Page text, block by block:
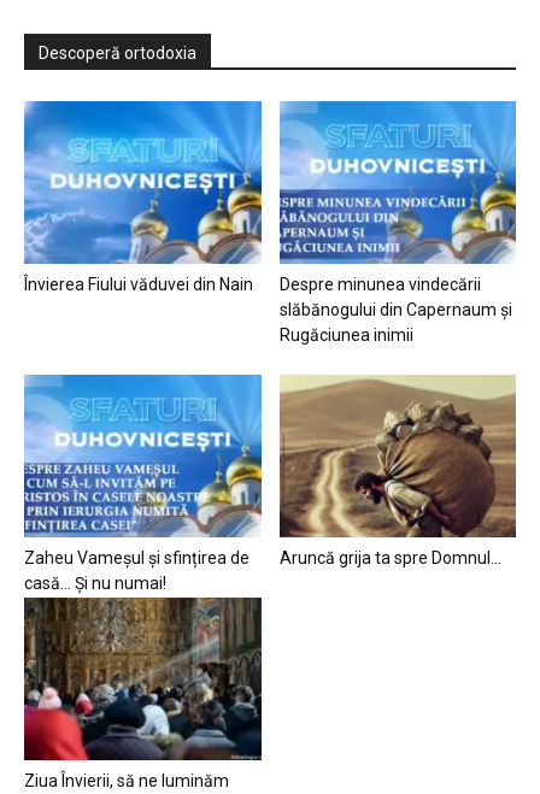
Descoperă ortodoxia
Învierea Fiului văduvei din Nain
Despre minunea vindecării
slăbănogului din Capernaum și
Rugăciunea inimii
Zaheu Vameșul și sfințirea de
casă… Și nu numai!
Aruncă grija ta spre Domnul…
Ziua Învierii, să ne luminăm